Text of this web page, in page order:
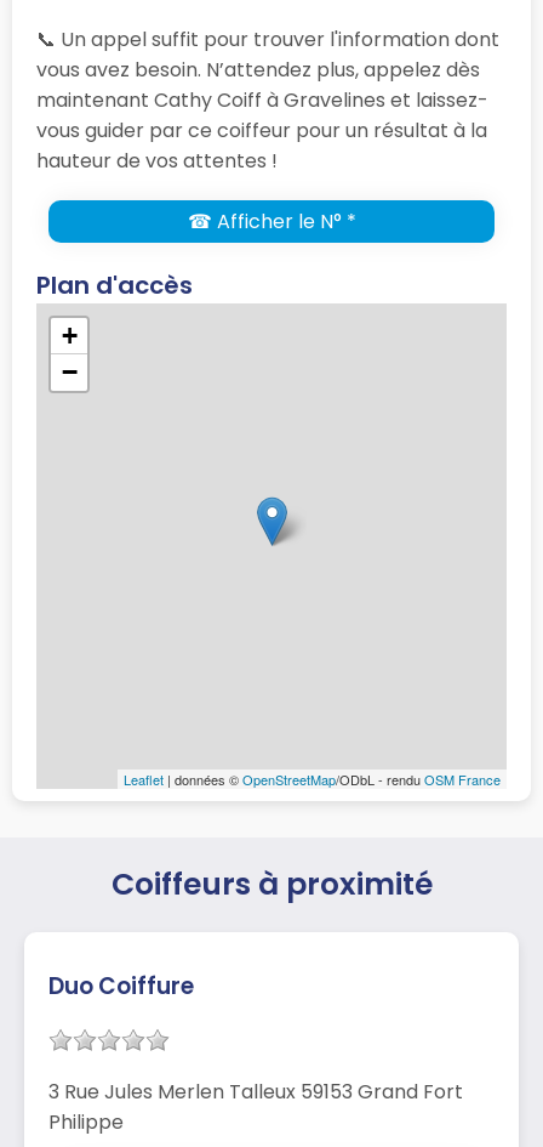
📞 Un appel suffit pour trouver l'information dont
vous avez besoin. N’attendez plus, appelez dès
maintenant Cathy Coiff à Gravelines et laissez-
vous guider par ce coiffeur pour un résultat à la
hauteur de vos attentes !
☎ Afficher le N° *
Plan d'accès
+
−
Leaflet | données ©OpenStreetMap/ODbL - renduOSM France
Coiffeurs à proximité
Duo Coiffure
3 Rue Jules Merlen Talleux 59153 Grand Fort
Philippe